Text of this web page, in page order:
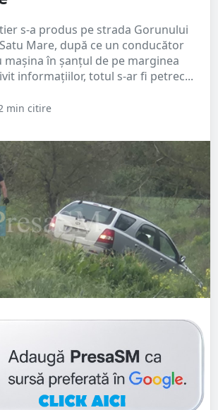
s-a produs pe strada Gorunului
Mare, după ce un conducător
mașina în șanțul de pe marginea
informațiilor, totul s-ar fi petrec...
min citire